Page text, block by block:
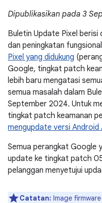
Dipublikasikan pada 3
Buletin Update Pixel berisi
dan peningkatan
Pixel yang didukung
Google, tingkat patch
lebih baru mengatasi
semua masalah dalam
September 2024. Untuk
tingkat patch keamanan
mengupdate versi Android
Semua perangkat Google
update ke tingkat patch
pelanggan menyetujui
Catatan: Image